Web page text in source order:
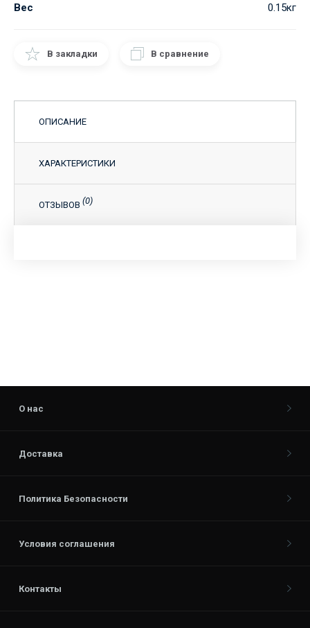
Вес
0.15кг
В закладки В сравнение
ОПИСАНИЕ
ХАРАКТЕРИСТИКИ
ОТЗЫВОВ (0)
О нас
Доставка
Политика Безопасности
Условия соглашения
Контакты